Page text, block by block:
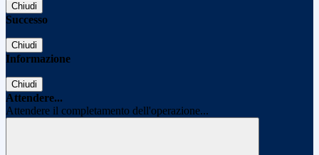
Chiudi
Successo
Chiudi
Informazione
Chiudi
Attendere...
Attendere il completamento dell'operazione...